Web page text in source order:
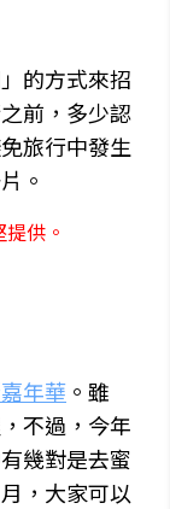
的方式來招
前，多少認
旅行中發生
。
供。
年華 。雖
不過，今年
幾對是去蜜
，大家可以